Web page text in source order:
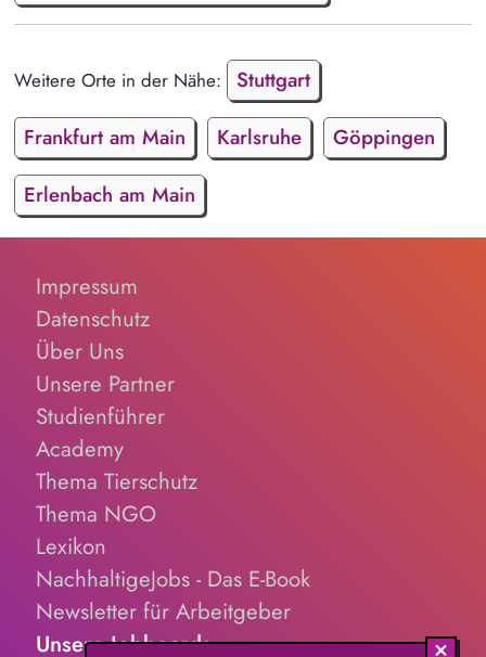
Weitere Orte in der Nähe:
Stuttgart
Frankfurt am Main
Karlsruhe
Göppingen
Erlenbach am Main
Impressum
Datenschutz
Über Uns
Unsere Partner
Studienführer
Academy
Thema Tierschutz
Thema NGO
Lexikon
NachhaltigeJobs - Das E-Book
Newsletter für Arbeitgeber
Unsere Jobboards